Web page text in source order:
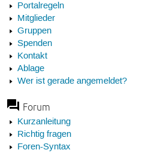
Portalregeln
Mitglieder
Gruppen
Spenden
Kontakt
Ablage
Wer ist gerade angemeldet?
Forum
Kurzanleitung
Richtig fragen
Foren-Syntax